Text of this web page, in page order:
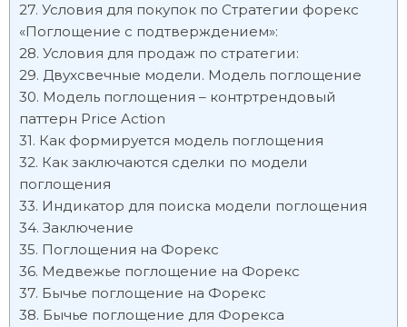
Условия для покупок по Стратегии форекс
«Поглощение с подтверждением»:
Условия для продаж по стратегии:
Двухсвечные модели. Модель поглощение
Модель поглощения – контртрендовый
паттерн Price Action
Как формируется модель поглощения
Как заключаются сделки по модели
поглощения
Индикатор для поиска модели поглощения
Заключение
Поглощения на Форекс
Медвежье поглощение на Форекс
Бычье поглощение на Форекс
Бычье поглощение для Форекса